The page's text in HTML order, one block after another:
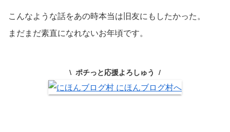
こんなような話をあの時本当は旧友にもしたかった。
まだまだ素直になれないお年頃です。
ポチっと応援よろしゅう